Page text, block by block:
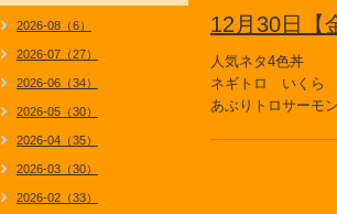
12月30日【
人気ネタ4色丼
ネギトロ いくら
あぶりトロサーモン
2026-08（6）
2026-07（27）
2026-06（34）
2026-05（30）
2026-04（35）
2026-03（30）
2026-02（33）